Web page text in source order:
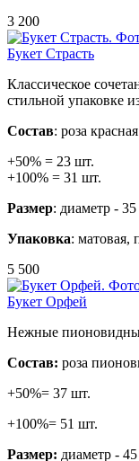
3 200
Букет Страсть
Классическое
стильной упаковке
Состав: роза
+50% = 23 шт.
+100% = 31 шт.
Размер: диаметр -
Упаковка: матовая,
5 500
Букет Орфей
Нежные
Состав: роза
+50%= 37 шт.
+100%= 51 шт.
Размер: диаметр -